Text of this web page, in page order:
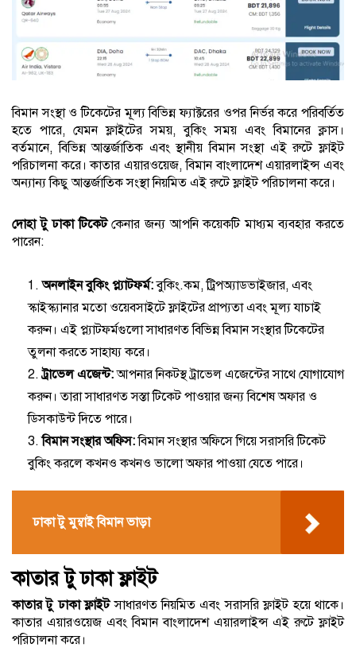
বিমান সংস্থা ও টিকেটের মূল্য বিভিন্ন ফ্যাক্টরের ওপর নির্ভর করে পরিবর্তিত
হতে পারে, যেমন ফ্লাইটের সময়, বুকিং সময় এবং বিমানের ক্লাস।
বর্তমানে, বিভিন্ন আন্তর্জাতিক এবং স্থানীয় বিমান সংস্থা এই রুটে ফ্লাইট
পরিচালনা করে। কাতার এয়ারওয়েজ, বিমান বাংলাদেশ এয়ারলাইন্স এবং
অন্যান্য কিছু আন্তর্জাতিক সংস্থা নিয়মিত এই রুটে ফ্লাইট পরিচালনা করে।
দোহা টু ঢাকা টিকেটকেনার জন্য আপনি কয়েকটি মাধ্যম ব্যবহার করতে
পারেন:
অনলাইন বুকিং প্ল্যাটফর্ম:বুকিং.কম, ট্রিপঅ্যাডভাইজার, এবং
স্কাইস্ক্যানার মতো ওয়েবসাইটে ফ্লাইটের প্রাপ্যতা এবং মূল্য যাচাই
করুন। এই প্ল্যাটফর্মগুলো সাধারণত বিভিন্ন বিমান সংস্থার টিকেটের
তুলনা করতে সাহায্য করে।
ট্রাভেল এজেন্ট:আপনার নিকটস্থ ট্রাভেল এজেন্টের সাথে যোগাযোগ
করুন। তারা সাধারণত সস্তা টিকেট পাওয়ার জন্য বিশেষ অফার ও
ডিসকাউন্ট দিতে পারে।
বিমান সংস্থার অফিস:বিমান সংস্থার অফিসে গিয়ে সরাসরি টিকেট
বুকিং করলে কখনও কখনও ভালো অফার পাওয়া যেতে পারে।
ঢাকা টু মুম্বাই বিমান ভাড়া
কাতার টু ঢাকা ফ্লাইট
কাতার টু ঢাকা ফ্লাইটসাধারণত নিয়মিত এবং সরাসরি ফ্লাইট হয়ে থাকে।
কাতার এয়ারওয়েজ এবং বিমান বাংলাদেশ এয়ারলাইন্স এই রুটে ফ্লাইট
পরিচালনা করে।